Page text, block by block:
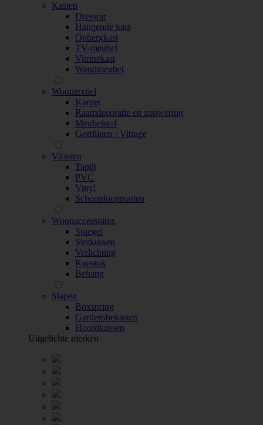
Kasten
Dressoir
Hangende kast
Opbergkast
TV-meubel
Vitrinekast
Wandmeubel
Woontextiel
Karpet
Raamdecoratie en zonwering
Meubelstof
Gordijnen / Vitrage
Vloeren
Tapijt
PVC
Vinyl
Schoonloopmatten
Woonaccessoires
Spiegel
Sierkussen
Verlichting
Kapstok
Behang
Slapen
Boxspring
Garderobekasten
Hoofdkussen
Uitgelichte merken